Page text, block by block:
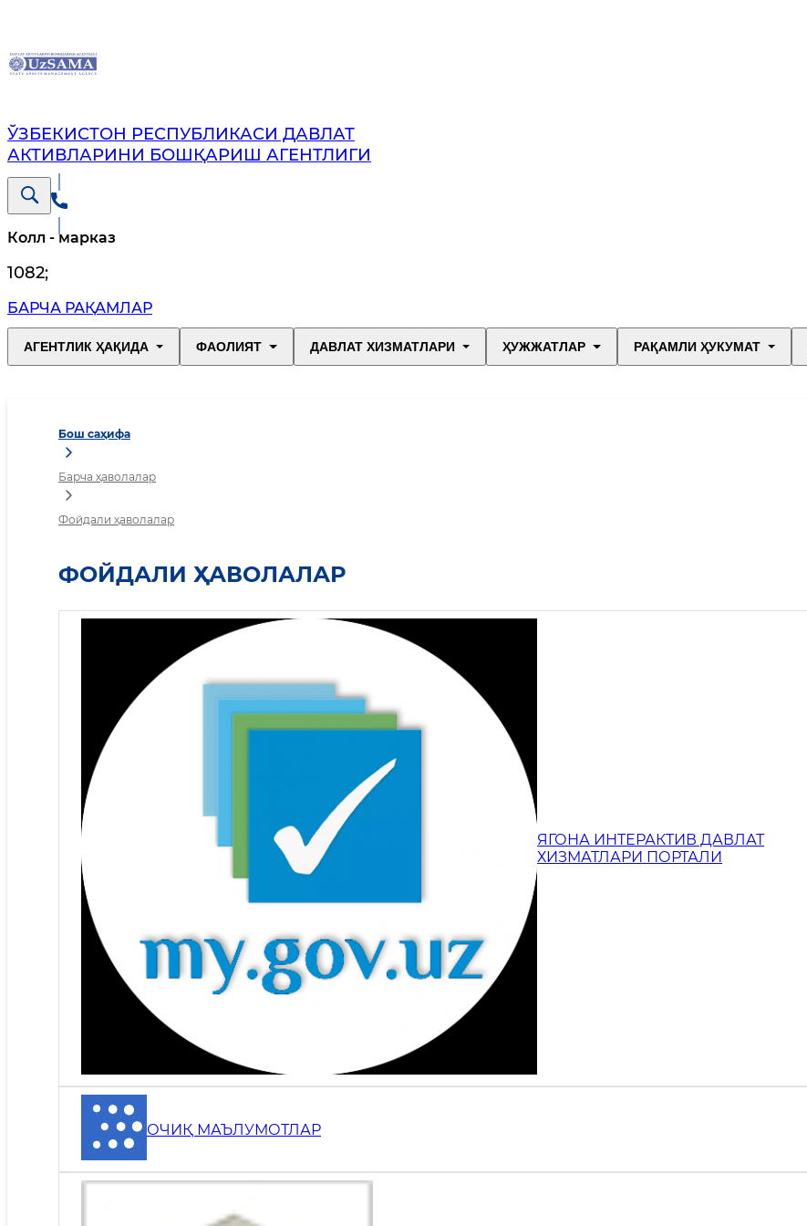
ЎЗБЕКИСТОН РЕСПУБЛИКАСИ ДАВЛАТ
АКТИВЛАРИНИ БОШҚАРИШ АГЕНТЛИГИ
Колл - марказ
1082;
БАРЧА РАҚАМЛАР
АГЕНТЛИК ҲАҚИДА ФАОЛИЯТ ДАВЛАТ ХИЗМАТЛАРИ ҲУЖЖАТЛАР РАҚАМЛИ ҲУКУМАТ
Бош саҳифа
Барча ҳаволалар
Фойдали ҳаволалар
ФОЙДАЛИ ҲАВОЛАЛАР
ЯГОНА ИНТЕРАКТИВ ДАВЛАТ
ХИЗМАТЛАРИ ПОРТАЛИ
ОЧИҚ МАЪЛУМОТЛАР